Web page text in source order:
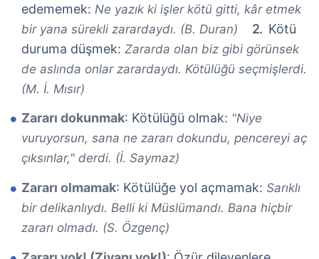
edememek: Ne yazık ki işler kötü gitti, kâr etmek
bir yana sürekli zarardaydı. (B. Duran)
Kötü
duruma düşmek: Zararda olan biz gibi görünsek
de aslında onlar zarardaydı. Kötülüğü seçmişlerdi.
(M. İ. Mısır)
Zararı dokunmak: Kötülüğü olmak: "Niye
vuruyorsun, sana ne zararı dokundu, pencereyi aç
çıksınlar," derdi. (İ. Saymaz)
Zararı olmamak: Kötülüğe yol açmamak: Sarıklı
bir delikanlıydı. Belli ki Müslümandı. Bana hiçbir
zararı olmadı. (S. Özgenç)